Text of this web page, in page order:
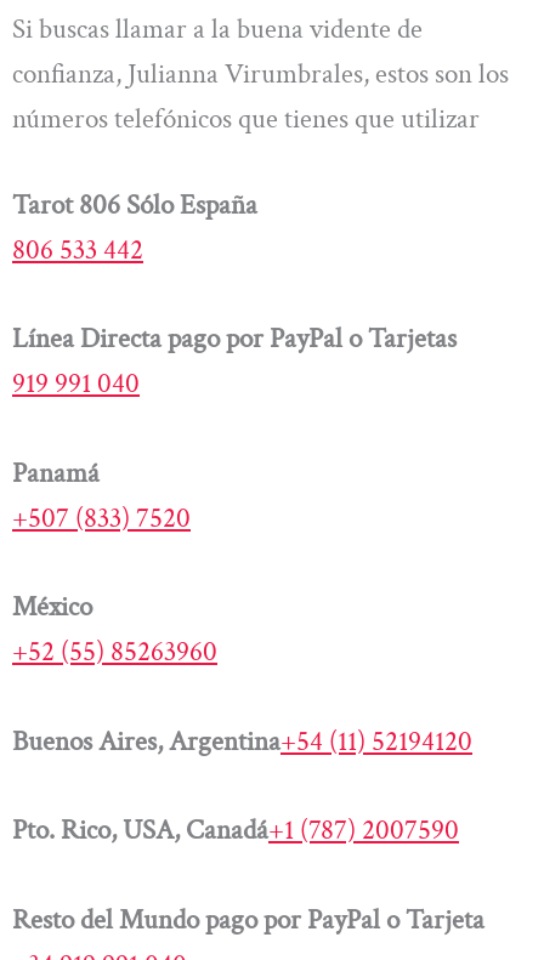
Si buscas llamar a la buena vidente de
confianza, Julianna Virumbrales, estos son los
números telefónicos que tienes que utilizar
Tarot 806 Sólo España
806 533 442
Línea Directa pago por PayPal o Tarjetas
919 991 040
Panamá
+507 (833) 7520
México
+52 (55) 85263960
Buenos Aires, Argentina+54 (11) 52194120
Pto. Rico, USA, Canadá+1 (787) 2007590
Resto del Mundo pago por PayPal o Tarjeta